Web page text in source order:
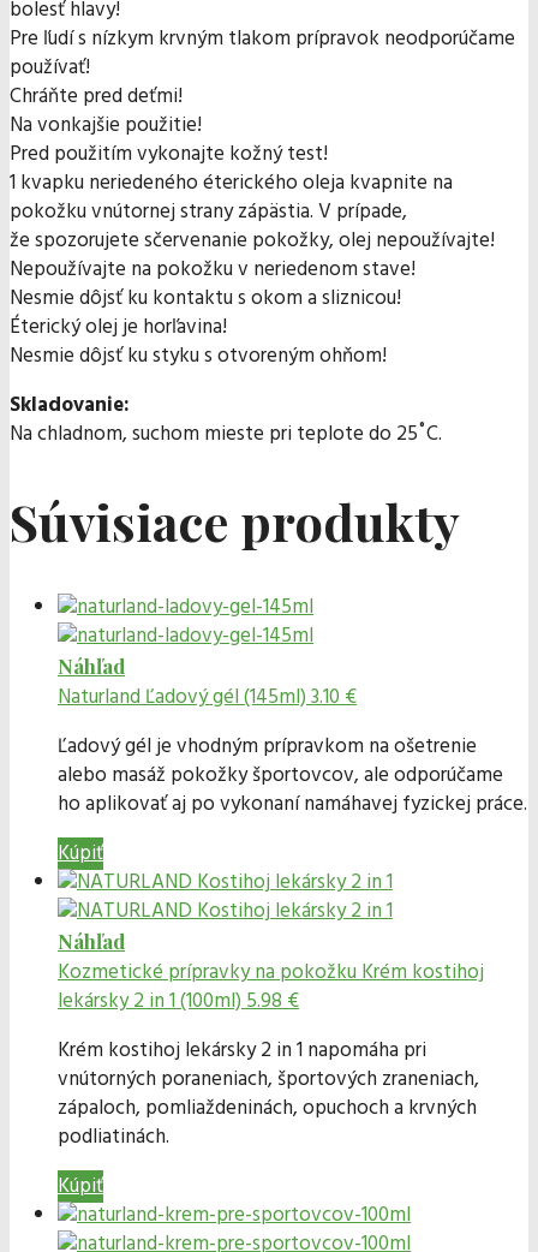
bolesť hlavy!
Pre ľudí s nízkym krvným tlakom prípravok neodporúčame
používať!
Chráňte pred deťmi!
Na vonkajšie použitie!
Pred použitím vykonajte kožný test!
1 kvapku neriedeného éterického oleja kvapnite na
pokožku vnútornej strany zápästia. V prípade,
že spozorujete sčervenanie pokožky, olej nepoužívajte!
Nepoužívajte na pokožku v neriedenom stave!
Nesmie dôjsť ku kontaktu s okom a sliznicou!
Éterický olej je horľavina!
Nesmie dôjsť ku styku s otvoreným ohňom!
Skladovanie:
Na chladnom, suchom mieste pri teplote do 25˚C.
Súvisiace produkty
Náhľad
NaturlandĽadový gél (145ml)3.10 €
Ľadový gél je vhodným prípravkom na ošetrenie
alebo masáž pokožky športovcov, ale odporúčame
ho aplikovať aj po vykonaní namáhavej fyzickej práce.
Kúpiť
Náhľad
Kozmetické prípravky na pokožkuKrém kostihoj
lekársky 2 in 1 (100ml)5.98 €
Krém kostihoj lekársky 2 in 1 napomáha pri
vnútorných poraneniach, športových zraneniach,
zápaloch, pomliaždeninách, opuchoch a krvných
podliatinách.
Kúpiť